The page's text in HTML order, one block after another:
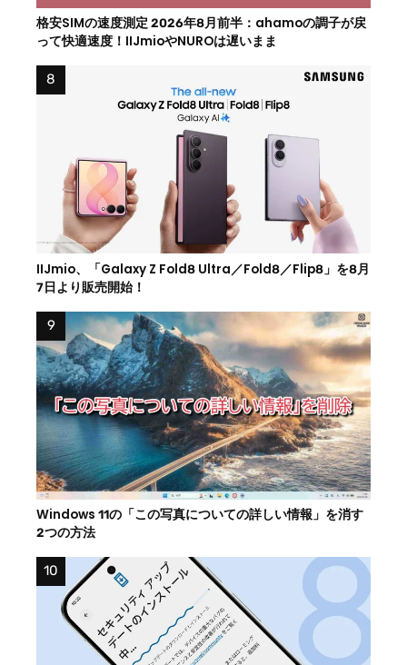
格安SIMの速度測定 2026年8月前半：ahamoの調子が戻
って快適速度！IIJmioやNUROは遅いまま
IIJmio、「Galaxy Z Fold8 Ultra／Fold8／Flip8」を8月
7日より販売開始！
Windows 11の「この写真についての詳しい情報」を消す
2つの方法